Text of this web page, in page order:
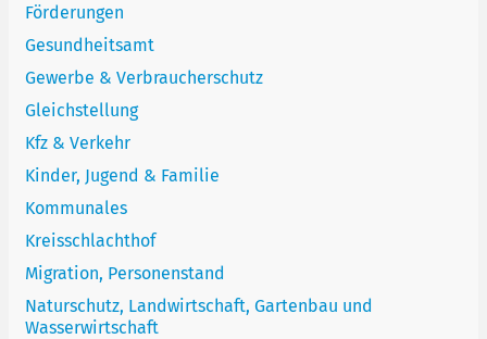
Förderungen
Gesundheitsamt
Gewerbe & Verbraucherschutz
Gleichstellung
Kfz & Verkehr
Kinder, Jugend & Familie
Kommunales
Kreisschlachthof
Migration, Personenstand
Naturschutz, Landwirtschaft, Gartenbau und
Wasserwirtschaft